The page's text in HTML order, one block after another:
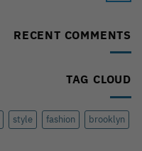
RECENT COMMENTS
TAG CLOUD
brooklyn
fashion
style